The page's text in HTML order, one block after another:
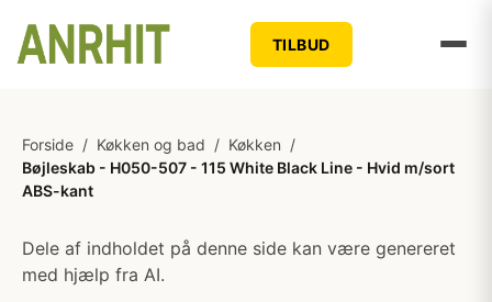
TILBUD
Forside / Køkken og bad / Køkken /
Bøjleskab - H050-507 - 115 White Black Line - Hvid m/sort
ABS-kant
Dele af indholdet på denne side kan være genereret
med hjælp fra AI.